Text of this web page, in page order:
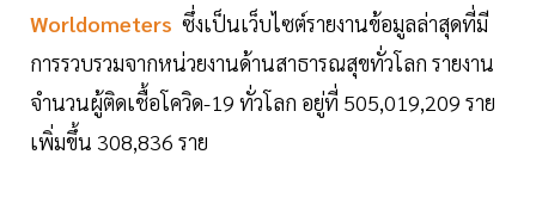
Worldometers ซึ่งเป็นเว็บไซต์รายงานข้อมูลล่าสุดที่มี
การรวบรวมจากหน่วยงานด้านสาธารณสุขทั่วโลก รายงาน
จำนวนผู้ติดเชื้อโควิด-19 ทั่วโลก อยู่ที่ 505,019,209 ราย
เพิ่มขึ้น 308,836 ราย